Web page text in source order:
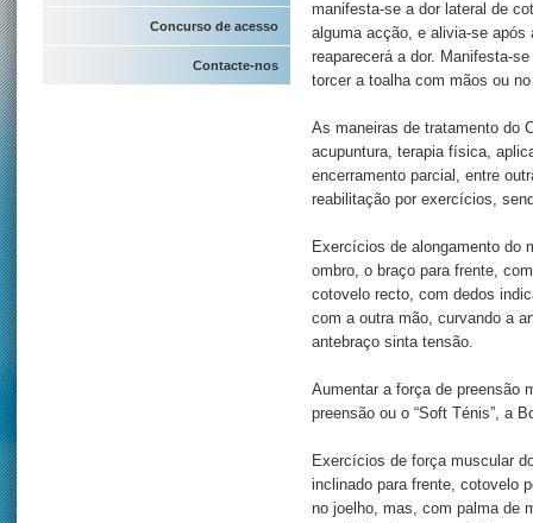
Concurso de acesso
Contacte-nos
manifesta-se a dor lateral de
alguma acção, e alivia-se
reaparecerá a dor. Manifesta-
torcer a toalha com mãos ou
As maneiras de tratamento do
acupuntura, terapia física,
encerramento parcial, entre
reabilitação por exercícios,
Exercícios de alongamento do
ombro, o braço para frente,
cotovelo recto, com dedos
com a outra mão, curvando a
antebraço sinta tensão.
Aumentar a força de preensão
preensão ou o “Soft Ténis”, a
Exercícios de força muscular
inclinado para frente, cotovelo
no joelho, mas, com palma de